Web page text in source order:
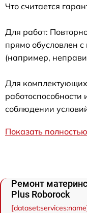
Что считается
Для работ:
прямо обусловлен
(например,
Для
соблюдении
Показать полностью
Ремонт
Plus Roborock